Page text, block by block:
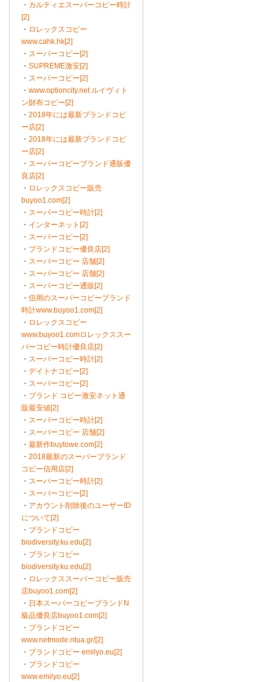
・ カルティエスーパーコピー時計
[2]
・ ロレックスコピー
www.cahk.hk[2]
・ スーパーコピー[2]
・ SUPREME激安[2]
・ スーパーコピー[2]
・ www.optioncity.net ルイヴィト
ン財布コピー[2]
・ 2018年には最新ブランドコピ
ー店[2]
・ 2018年には最新ブランドコピ
ー店[2]
・ スーパーコピーブランド通販優
良店[2]
・ ロレックスコピー販売
buyoo1.com[2]
・ スーパーコピー時計[2]
・ インターネット[2]
・ スーパーコピー[2]
・ ブランドコピー優良店[2]
・ スーパーコピー 店舗[2]
・ スーパーコピー 店舗[2]
・ スーパーコピー通販[2]
・ 信用のスーパーコピーブランド
時計www.buyoo1.com[2]
・ ロレックスコピー
www.buyoo1.comロレックススー
パーコピー時計優良店[2]
・ スーパーコピー時計[2]
・ デイトナコピー[2]
・ スーパーコピー[2]
・ ブランド コピー激安ネット通
販最安値[2]
・ スーパーコピー時計[2]
・ スーパーコピー 店舗[2]
・ 最新作buytowe.com[2]
・ 2018最新のスーパーブランド
コピー信用店[2]
・ スーパーコピー時計[2]
・ スーパーコピー[2]
・ アカウント削除後のユーザーID
について[2]
・ ブランドコピー
biodiversity.ku.edu[2]
・ ブランドコピー
biodiversity.ku.edu[2]
・ ロレックススーパーコピー販売
店buyoo1.com[2]
・ 日本スーパーコピーブランドN
級品優良店buyoo1.com[2]
・ ブランドコピー
www.netmode.ntua.gr/[2]
・ ブランドコピー emilyo.eu[2]
・ ブランドコピー
www.emilyo.eu[2]